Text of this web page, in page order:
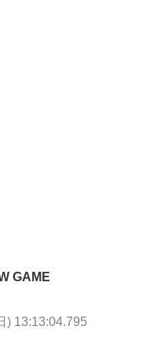
GAME
) 13:13:04.795